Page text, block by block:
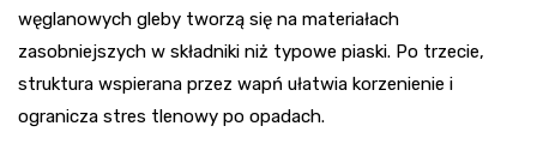
węglanowych gleby tworzą się na materiałach
zasobniejszych w składniki niż typowe piaski. Po trzecie,
struktura wspierana przez wapń ułatwia korzenienie i
ogranicza stres tlenowy po opadach.